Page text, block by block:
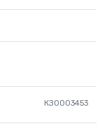
КЗ0003453